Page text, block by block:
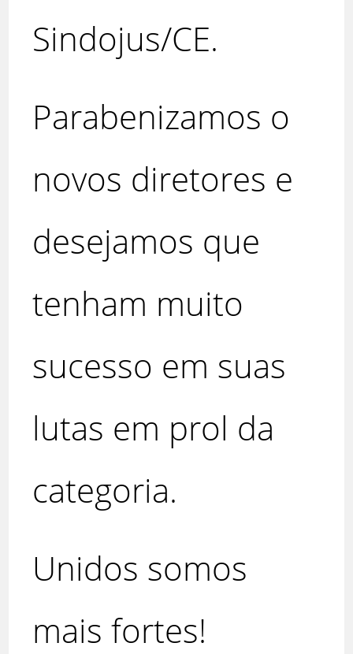
Sindojus/CE.
Parabenizamos o
novos diretores e
desejamos que
tenham muito
sucesso em suas
lutas em prol da
categoria.
Unidos somos
mais fortes!